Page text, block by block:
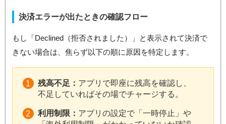
決済エラーが出たときの確認フロー
もし「Declined（拒否されました）」と表示されて決済で
きない場合は、焦らず以下の順に原因を特定します。
残高不足： アプリで即座に残高を確認し、
不足していればその場でチャージする。
利用制限： アプリの設定で「一時停止」や